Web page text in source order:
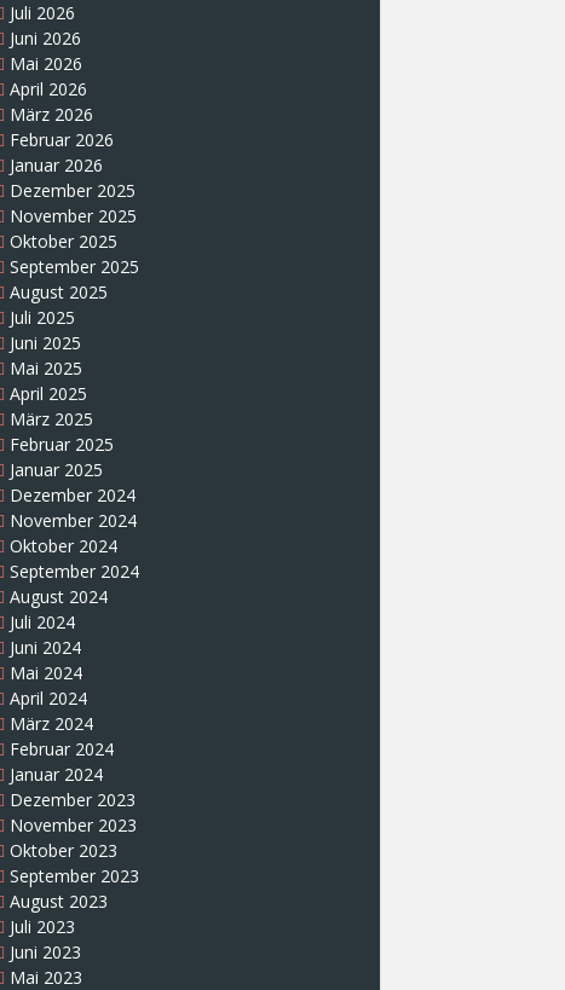
Juli 2026
Juni 2026
Mai 2026
April 2026
März 2026
Februar 2026
Januar 2026
Dezember 2025
November 2025
Oktober 2025
September 2025
August 2025
Juli 2025
Juni 2025
Mai 2025
April 2025
März 2025
Februar 2025
Januar 2025
Dezember 2024
November 2024
Oktober 2024
September 2024
August 2024
Juli 2024
Juni 2024
Mai 2024
April 2024
März 2024
Februar 2024
Januar 2024
Dezember 2023
November 2023
Oktober 2023
September 2023
August 2023
Juli 2023
Juni 2023
Mai 2023